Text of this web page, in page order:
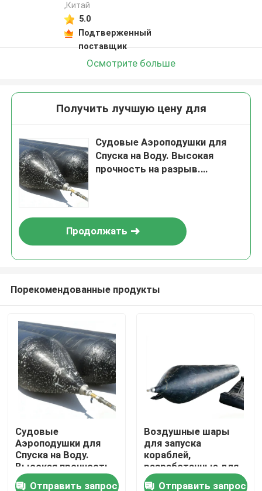
Главная страница
Продукция
Ролики
,Китай
5.0
Подтверженный
поставщик
Осмотрите больше
Получить лучшую цену для
Судовые Аэроподушки для
Спуска на Воду. Высокая
прочность на разрыв.
Продолжать
Порекомендованные продукты
Судовые
Аэроподушки для
Спуска на Воду.
Высокая прочность
на разрыв.
Отправить запрос
Воздушные шары
для запуска
кораблей,
разработанные для
тяжелой
Отправить запрос